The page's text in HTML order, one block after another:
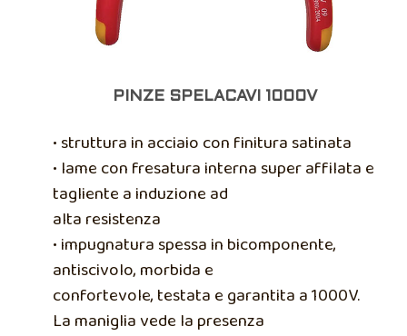
PINZE SPELACAVI 1000V
• struttura in acciaio con finitura satinata
• lame con fresatura interna super affilata e
tagliente a induzione ad
alta resistenza
• impugnatura spessa in bicomponente,
antiscivolo, morbida e
confortevole, testata e garantita a 1000V.
La maniglia vede la presenza